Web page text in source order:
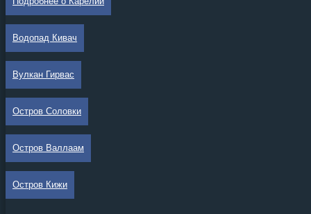
Водопад Кивач
Вулкан Гирвас
Остров Соловки
Остров Валлаам
Остров Кижи